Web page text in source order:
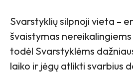
Svarstyklių silpnoji vieta –
švaistymas
todėl Svarstyklėms
laiko ir jėgų atlikti svarbius